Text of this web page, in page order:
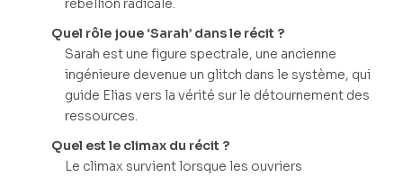
rébellion radicale.
Quel rôle joue ‘Sarah’ dans le récit ?
Sarah est une figure spectrale, une ancienne
ingénieure devenue un glitch dans le système, qui
guide Elias vers la vérité sur le détournement des
ressources.
Quel est le climax du récit ?
Le climax survient lorsque les ouvriers